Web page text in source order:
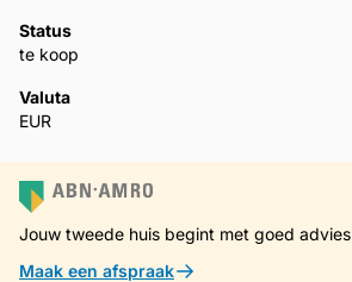
Status
te koop
Valuta
EUR
Jouw tweede huis begint met goed advies
Maak een afspraak